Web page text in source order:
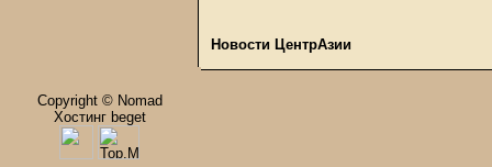
Новости ЦентрАзии
Copyright © Nomad
Хостинг beget